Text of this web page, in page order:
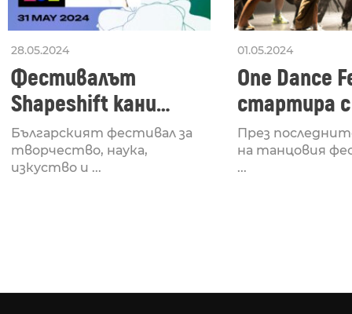
28.05.2024
Фестивалът
Shapeshift кани
Fabrizio Mammarella
за откриването си
Българският фестивал за
творчество, наука,
изкуство и ...
01.05.2024
One Dance
стартира
Lucid,
рейв
През
на танцовия
...